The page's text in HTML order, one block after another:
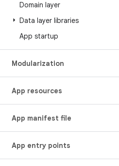
Domain layer
Data layer libraries
App startup
Modularization
App resources
App manifest file
App entry points